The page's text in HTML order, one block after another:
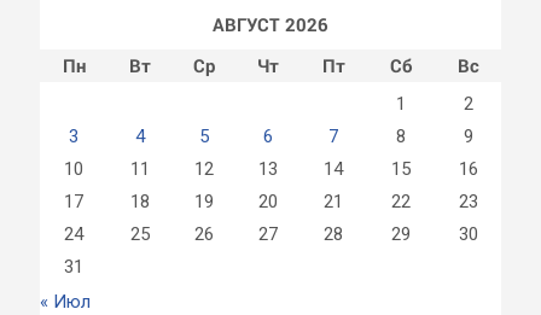
АВГУСТ 2026
Пн
Вт Ср Чт Пт Сб Вс
1
2
3
4 5 6 7 8
9
10
11 12 13 14 15
16
17
18 19 20 21 22
23
24
25 26 27 28 29
30
31
« Июл